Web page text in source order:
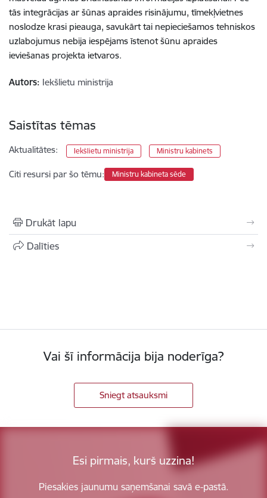
tās integrācijas ar šūnas apraides risinājumu, tīmekļvietnes
noslodze krasi pieauga, savukārt tai nepieciešamos tehniskos
uzlabojumus nebija iespējams īstenot šūnu apraides
ieviešanas projekta ietvaros.
Autors: Iekšlietu ministrija
Saistītas tēmas
Aktualitātes: Iekšlietu ministrija Ministru kabinets
Citi resursi par šo tēmu: Ministru kabineta sēde
Drukāt lapu
Dalīties
Vai šī informācija bija noderīga?
Sniegt atsauksmi
Esi pirmais, kurš uzzina!
Piesakies jaunumu saņemšanai savā e-pastā.